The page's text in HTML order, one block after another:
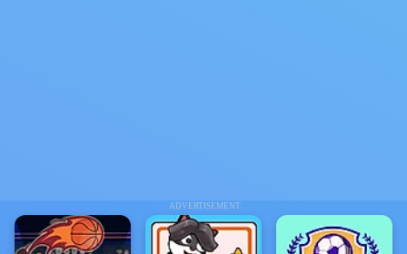
ADVERTISEMENT